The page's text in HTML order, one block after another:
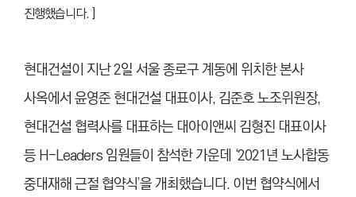
진행했습니다. ]
현대건설이 지난 2일 서울 종로구 계동에 위치한 본사
사옥에서 윤영준 현대건설 대표이사, 김준호 노조위원장,
현대건설 협력사를 대표하는 대아이앤씨 김형진 대표이사
등 H-Leaders 임원들이 참석한 가운데 ‘2021년 노사합동
중대재해 근절 협약식’을 개최했습니다. 이번 협약식에서